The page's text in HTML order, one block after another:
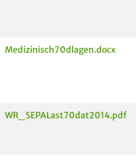
Medizinisch70dlagen.docx
WR_SEPALast70dat2014.pdf